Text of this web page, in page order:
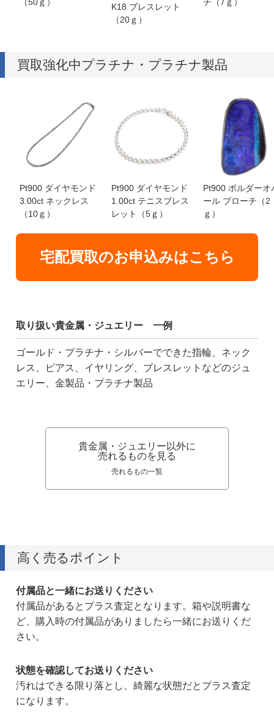
（50ｇ）
K18 ブレスレット
（20ｇ）
チ（7ｇ）
買取強化中プラチナ・プラチナ製品
Pt900 ダイヤモンド
3.00ct ネックレス
（10ｇ）
Pt900 ダイヤモンド
1.00ct テニスブレス
レット（5ｇ）
Pt900 ボルダーオ
ール ブローチ（2
ｇ）
宅配買取のお申込みはこちら
取り扱い貴金属・ジュエリー 一例
ゴールド・プラチナ・シルバーでできた指輪、ネック
レス、ピアス、イヤリング、ブレスレットなどのジュ
エリー、金製品・プラチナ製品
貴金属・ジュエリー以外に
売れるものを見る
売れるもの一覧
高く売るポイント
付属品と一緒にお送りください
付属品があるとプラス査定となります。箱や説明書な
ど、購入時の付属品がありましたら一緒にお送りくだ
さい。
状態を確認してお送りください
汚れはできる限り落とし、綺麗な状態だとプラス査定
になります。